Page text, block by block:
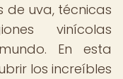
uva, técnicas
vinícolas
En esta
los increíbles